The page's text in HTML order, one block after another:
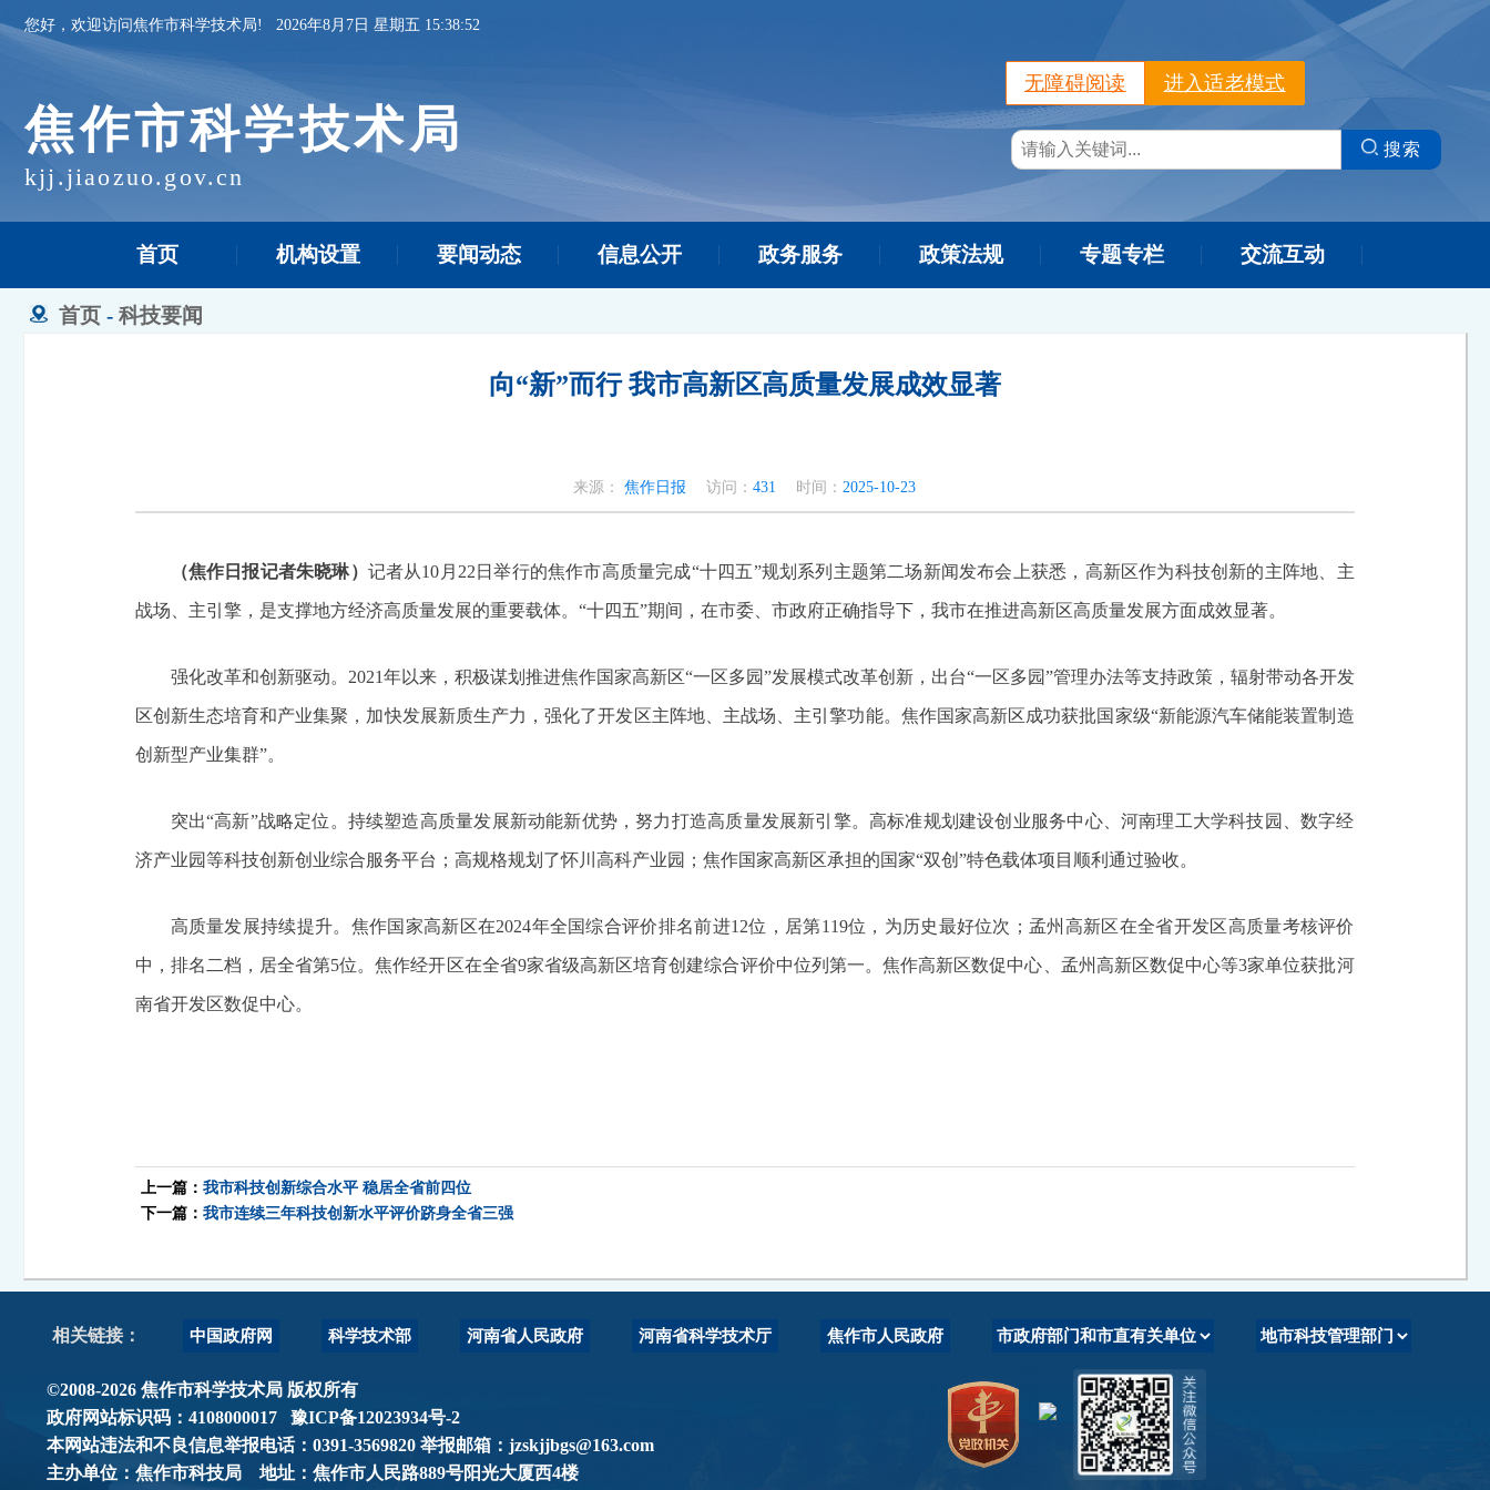
您好，欢迎访问焦作市科学技术局! 2026年8月7日 星期五 15:38:52
焦作市科学技术局
kjj.jiaozuo.gov.cn
进入适老模式
无障碍阅读
搜索
首页 机构设置 要闻动态 信息公开 政务服务 政策法规 专题专栏 交流互动
首页 - 科技要闻
向“新”而行 我市高新区高质量发展成效显著
来源： 焦作日报 访问： 431 时间： 2025-10-23
（焦作日报记者朱晓琳） 记者从10月22日举行的焦作市高质量完成“十四五”规划系列主题第二场新闻发布会上获悉，高新区作为科技创新的主阵地、主
战场、主引擎，是支撑地方经济高质量发展的重要载体。“十四五”期间，在市委、市政府正确指导下，我市在推进高新区高质量发展方面成效显著。
强化改革和创新驱动。2021年以来，积极谋划推进焦作国家高新区“一区多园”发展模式改革创新，出台“一区多园”管理办法等支持政策，辐射带动各开发
区创新生态培育和产业集聚，加快发展新质生产力，强化了开发区主阵地、主战场、主引擎功能。焦作国家高新区成功获批国家级“新能源汽车储能装置制造
创新型产业集群”。
突出“高新”战略定位。持续塑造高质量发展新动能新优势，努力打造高质量发展新引擎。高标准规划建设创业服务中心、河南理工大学科技园、数字经
济产业园等科技创新创业综合服务平台；高规格规划了怀川高科产业园；焦作国家高新区承担的国家“双创”特色载体项目顺利通过验收。
高质量发展持续提升。焦作国家高新区在2024年全国综合评价排名前进12位，居第119位，为历史最好位次；孟州高新区在全省开发区高质量考核评价
中，排名二档，居全省第5位。焦作经开区在全省9家省级高新区培育创建综合评价中位列第一。焦作高新区数促中心、孟州高新区数促中心等3家单位获批河
南省开发区数促中心。
上一篇： 我市科技创新综合水平 稳居全省前四位
下一篇： 我市连续三年科技创新水平评价跻身全省三强
相关链接： 中国政府网 科学技术部 河南省人民政府 河南省科学技术厅 焦作市人民政府
©2008-2026 焦作市科学技术局 版权所有
政府网站标识码：4108000017
豫ICP备12023934号-2
本网站违法和不良信息举报电话：0391-3569820 举报邮箱：jzskjjbgs@163.com
主办单位：焦作市科技局 地址：焦作市人民路889号阳光大厦西4楼